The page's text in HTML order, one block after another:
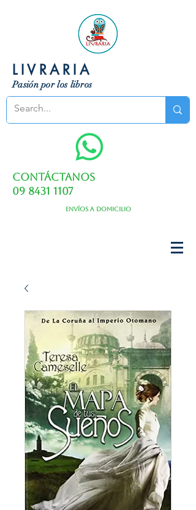
LIVRARIA
Pasión por los libros
Contáctanos
09 8431 1107
Envíos a domicilio